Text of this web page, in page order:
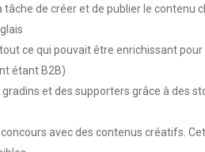
tâche de créer et de publier le contenu
ce qui pouvait être enrichissant
étant B2B)
gradins et des supporters grâce à des
avec des contenus créatifs.